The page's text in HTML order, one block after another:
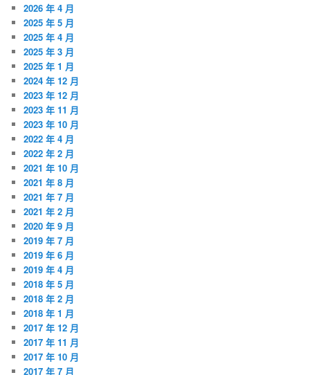
2026 年 4 月
2025 年 5 月
2025 年 4 月
2025 年 3 月
2025 年 1 月
2024 年 12 月
2023 年 12 月
2023 年 11 月
2023 年 10 月
2022 年 4 月
2022 年 2 月
2021 年 10 月
2021 年 8 月
2021 年 7 月
2021 年 2 月
2020 年 9 月
2019 年 7 月
2019 年 6 月
2019 年 4 月
2018 年 5 月
2018 年 2 月
2018 年 1 月
2017 年 12 月
2017 年 11 月
2017 年 10 月
2017 年 7 月